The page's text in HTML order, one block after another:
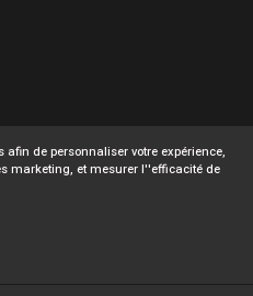
de personnaliser votre expérience,
marketing, et mesurer l''efficacité de